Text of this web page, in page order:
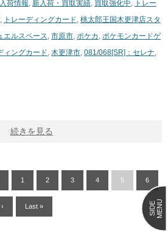
荷情報 新入荷・買取実績 買取強化中
トレー
トレーディングカード 桃太郎王国木更津店スタ
エルスペース 市原市 ポケカ
ポケモンカードゲ
ィングカード 木更津市 081/068[SR]：セレナ
続きを見る
1 2 3 4 5 6
Last » SIDEMENU